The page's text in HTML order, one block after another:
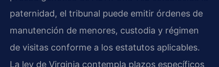
paternidad, el tribunal puede emitir órdenes de
manutención de menores, custodia y régimen
de visitas conforme a los estatutos aplicables.
La ley de Virginia contempla plazos específicos